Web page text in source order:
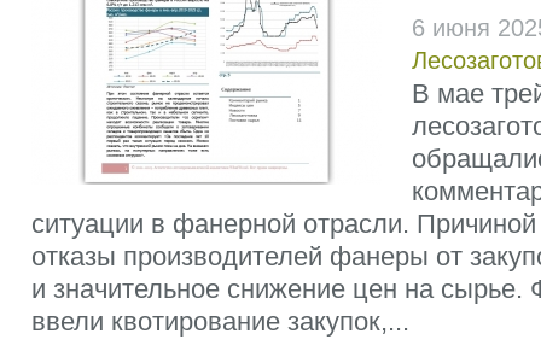
6 июня
В мае
ситуации в фанерной отрасли.
отказы производителей фанеры от
и значительное снижение цен на
ввели квотирование закупок,...